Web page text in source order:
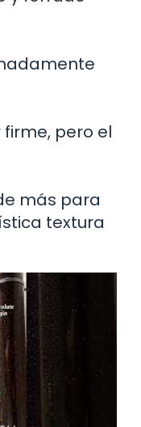
pero el
más para
textura